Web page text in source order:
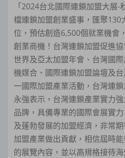
「2024台北國際連鎖加盟大展
檔連鎖加盟創業盛事，匯聚130
位，預估創造6,500個就業機會
創業商機！台灣連鎖加盟促進
世界及亞太加盟年會、台灣國
機媒合、國際連鎖加盟論壇及
一國際加盟產業活動，台灣連
永強表示，台灣連鎖產業實力
品牌，具備專業的國際會展實
及蓬勃發展的加盟經濟，非常
加盟產業做出貢獻，相信屆時
的展覽內容，並以高規格接待